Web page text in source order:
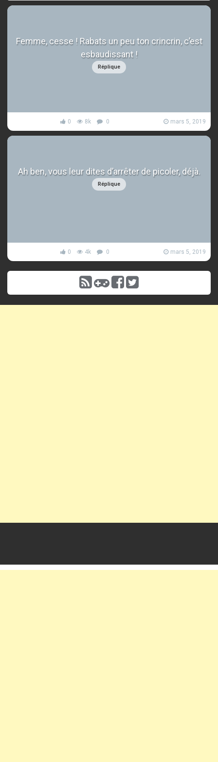
Femme, cesse ! Rabats un peu ton crincrin, c’est
esbaudissant !
Réplique
0 8k 0 mars 5, 2019
Ah ben, vous leur dites d’arrêter de picoler, déjà.
Réplique
0 4k 0 mars 5, 2019